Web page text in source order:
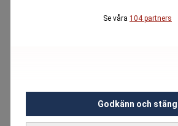
Se våra 104 partners
Godkänn och stäng